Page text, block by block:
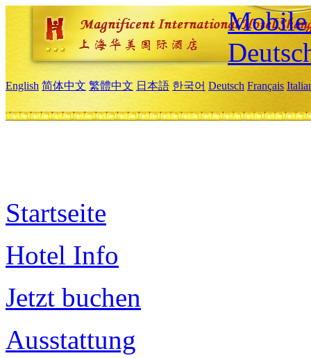
Mobile
English 简体中文 繁體中文 日本語 한국어 Deutsch Français
Startseite
Hotel Info
Jetzt buchen
Ausstattung